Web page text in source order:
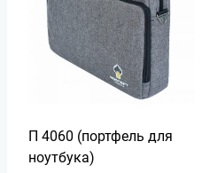
П 4060 (портфель для
ноутбука)